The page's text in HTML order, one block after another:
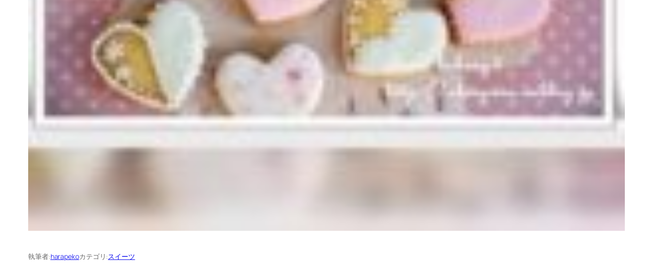
執筆者:harapekoカテゴリ:スイーツ